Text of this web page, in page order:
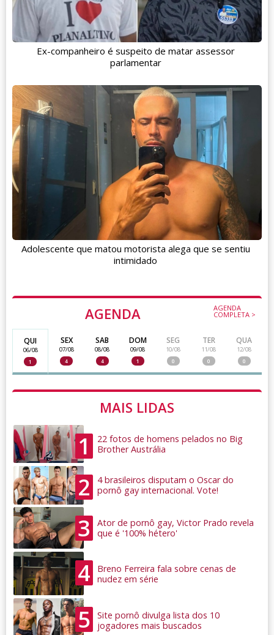
AGENDA AGENDA
COMPLETA >
QUI
06/08
1
SEX
07/08
4
SAB
08/08
4
DOM
09/08
1
SEG
10/08
0
TER
11/08
0
QUA
12/08
0
MAIS LIDAS
1
22 fotos de homens pelados no Big
Brother Austrália
2
4 brasileiros disputam o Oscar do
pornô gay internacional. Vote!
3
Ator de pornô gay, Victor Prado revela
que é '100% hétero'
4
Breno Ferreira fala sobre cenas de
nudez em série
5
Site pornô divulga lista dos 10
jogadores mais buscados
Ex-companheiro é suspeito de matar assessor
parlamentar
Adolescente que matou motorista alega que se sentiu
intimidado